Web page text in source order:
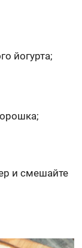
йогурта;
и смешайте